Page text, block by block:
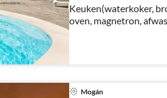
Keuken(waterkoker,
oven, magnetron,
woon/eetkamer(TV,
Mogán